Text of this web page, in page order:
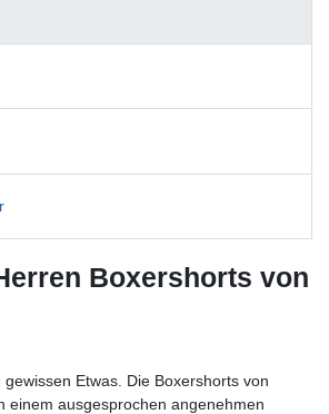
Boxershorts von
Etwas. Die Boxershorts von
einem ausgesprochen angenehmen